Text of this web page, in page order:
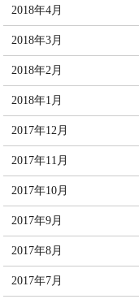
2018年4月
2018年3月
2018年2月
2018年1月
2017年12月
2017年11月
2017年10月
2017年9月
2017年8月
2017年7月